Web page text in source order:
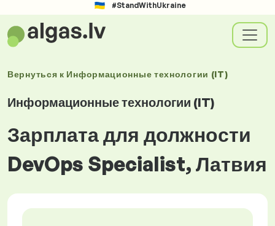
#StandWithUkraine
Вернуться к Информационные технологии (IT)
Информационные технологии (IT)
Зарплата для должности
DevOps Specialist, Латвия